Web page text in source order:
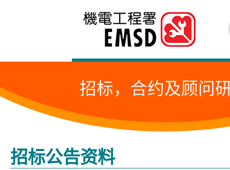
内
的
始
招标，合约及顾问
招标公告资料